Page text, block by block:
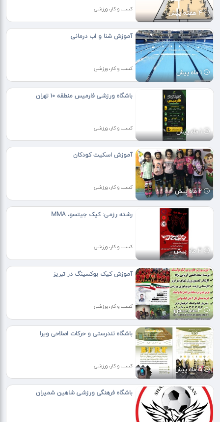
4 هفته پیش کسب و کار، ورزشی
1 ماه پیش
آموزش شنا و اب درمانی
کسب و کار، ورزشی
1 ماه پیش
باشگاه ورزشی فارمیس منطقه ۱۰ تهران
کسب و کار، ورزشی
2 ماه پیش
آموزش اسکیت کودکان
کسب و کار، ورزشی
3 ماه پیش
رشته رزمی: کیک جیتسو، MMA
کسب و کار، ورزشی
3 ماه پیش
آموزش کیک بوکسینگ در تبریز
کسب و کار، ورزشی
5 ماه پیش
باشگاه تندرستی و حرکات اصلاحی ویرا
کسب و کار، ورزشی
باشگاه فرهنگی ورزشی شاهین شمیران